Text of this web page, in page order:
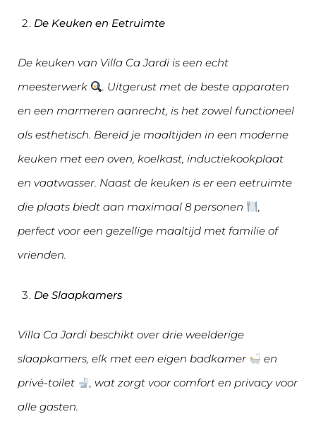
De Keuken en Eetruimte
De keuken van Villa Ca Jardi is een echt
meesterwerk
. Uitgerust met de beste apparaten
en een marmeren aanrecht, is het zowel functioneel
als esthetisch. Bereid je maaltijden in een moderne
keuken met een oven, koelkast, inductiekookplaat
en vaatwasser. Naast de keuken is er een eetruimte
die plaats biedt aan maximaal 8 personen
,
perfect voor een gezellige maaltijd met familie of
vrienden.
De Slaapkamers
Villa Ca Jardi beschikt over drie weelderige
slaapkamers, elk met een eigen badkamer
en
privé-toilet
, wat zorgt voor comfort en privacy voor
alle gasten.